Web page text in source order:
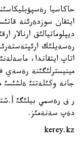
حاكاسيا
ايتقان سوزدةرئنة
ديپلوماتيالئق ارنالار
رةسةيلئك
اتاپ ايتقاندا،
مينيسترلئگئنة رةسةي
جانة وكئلةتتئ ةلشئسئ
ر ف رةسمي بيلئگئ
دةپ سةنةمئز.
kerey.kz